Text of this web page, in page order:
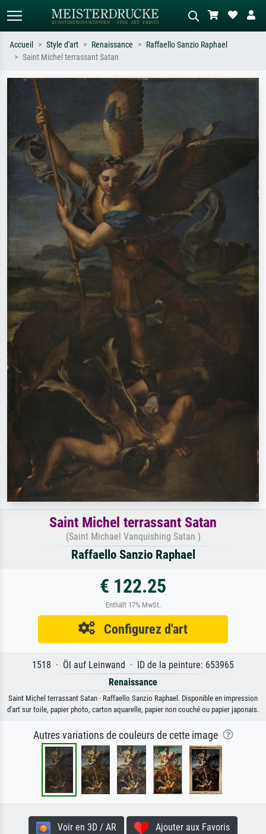
Recherchez par artiste, titre ou style –
ex. Monet, Nuit étoilée,
impressionnisme, vague de Hokusai,
Décrivez la scène – ex. prairie verte,
tableau sombre, nu debout près d'un
Accueil Style d'art Renaissance
Raffaello Sanzio Raphael
Saint Michel terrassant Satan
Saint Michel terrassant Satan
(Saint Michael Vanquishing Satan )
Raffaello Sanzio Raphael
€ 122.25
Enthält 17% MwSt.
Configurez d'art
1518 · Öl auf Leinwand · ID de la peinture: 653965
Renaissance
Saint Michel terrassant Satan · Raffaello Sanzio Raphael. Disponible en impression
d'art sur toile, papier photo, carton aquarelle, papier non couché ou papier japonais.
Autres variations de couleurs de cette image
Voir en 3D / AR Ajouter aux Favoris